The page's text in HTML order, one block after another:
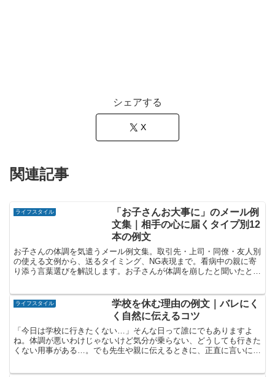
シェアする
X
関連記事
ライフスタイル
「お子さんお大事に」のメール例
文集｜相手の心に届くタイプ別12
本の例文
お子さんの体調を気遣うメール例文集。取引先・上司・同僚・友人別
の使える文例から、送るタイミング、NG表現まで。看病中の親に寄
り添う言葉選びを解説します。お子さんが体調を崩したと聞いたと
ライフスタイル
学校を休む理由の例文｜バレにく
く自然に伝えるコツ
「今日は学校に行きたくない…」そんな日って誰にでもありますよ
ね。体調が悪いわけじゃないけど気分が乗らない、どうしても行きた
くない用事がある…。でも先生や親に伝えるときに、正直に言いにく